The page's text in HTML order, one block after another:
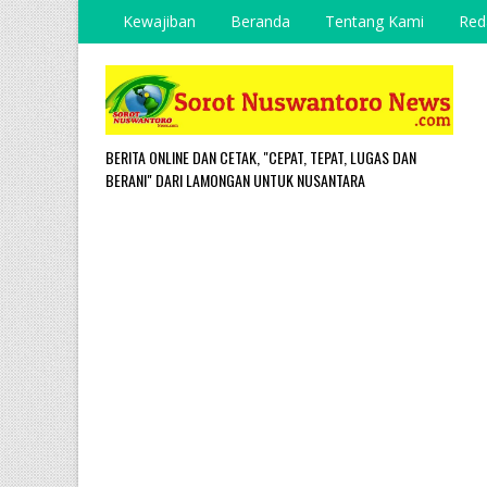
Kewajiban Beranda Tentang Kami
BERITA ONLINE DAN CETAK, "CEPAT, TEPAT, LUGAS DAN
BERANI" DARI LAMONGAN UNTUK NUSANTARA